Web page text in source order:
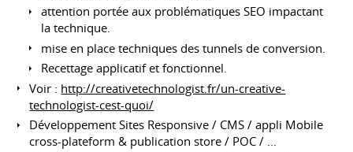
attention portée aux problématiques SEO impactant
la technique.
mise en place techniques des tunnels de conversion.
Recettage applicatif et fonctionnel.
Voir : http://creativetechnologist.fr/un-creative-
technologist-cest-quoi/
Développement Sites Responsive / CMS / appli Mobile
cross-plateform & publication store / POC / ...